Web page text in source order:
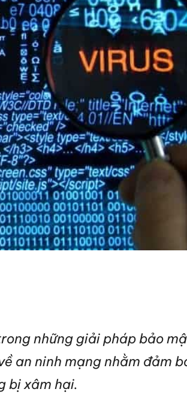
những giải pháp bảo
an ninh mạng nhằm đảm
bị xâm hại.